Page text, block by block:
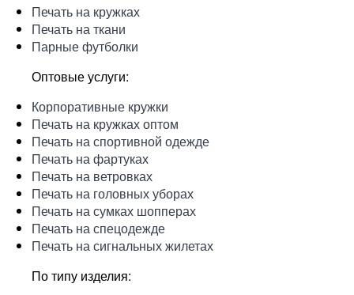
Печать на кружках
Печать на ткани
Парные футболки
Оптовые услуги:
Корпоративные кружки
Печать на кружках оптом
Печать на спортивной одежде
Печать на фартуках
Печать на ветровках
Печать на головных уборах
Печать на сумках шопперах
Печать на спецодежде
Печать на сигнальных жилетах
По типу изделия: